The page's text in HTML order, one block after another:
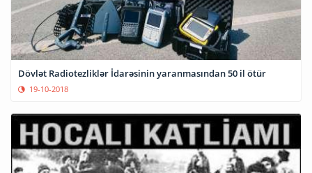
Dövlət Radiotezliklər İdarəsinin yaranmasından 50 il ötür
19-10-2018